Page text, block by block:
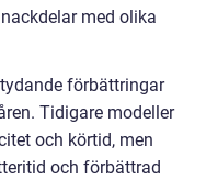
med olika
förbättringar
Tidigare modeller
och körtid, men
och förbättrad